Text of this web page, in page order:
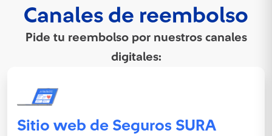
Canales de reembolso
Pide tu reembolso por nuestros canales
digitales:
Sitio web de Seguros SURA